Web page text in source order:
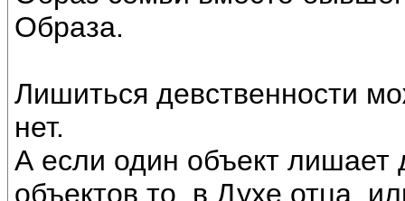
Образа.
Лишиться девственности
нет.
А если один объект лишает
объектов то, в Духе отца,